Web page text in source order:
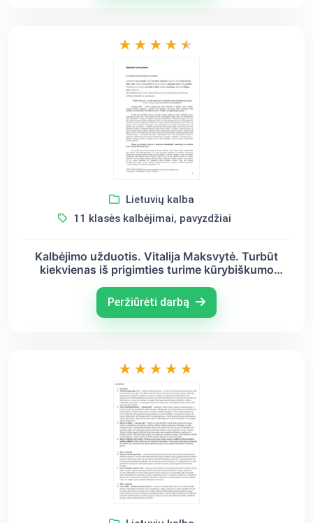
Lietuvių kalba
11 klasės kalbėjimai, pavyzdžiai
Kalbėjimo užduotis. Vitalija Maksvytė. Turbūt
kiekvienas iš prigimties turime kūrybiškumo
Peržiūrėti darbą